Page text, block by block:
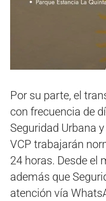
Por su parte, el
con frecuencia de
Seguridad Urbana
VCP trabajarán
24 horas. Desde el
además que
atención vía